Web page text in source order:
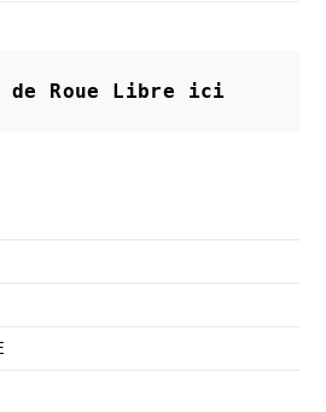
de Roue Libre ici